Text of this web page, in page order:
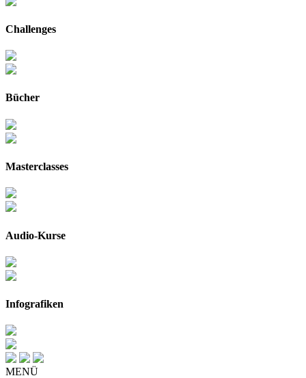
Challenges
Bücher
Masterclasses
Audio-Kurse
Infografiken
MENÜ